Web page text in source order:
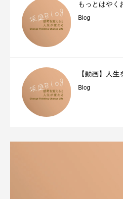
もっとはや
Blog
【動画】人
Blog